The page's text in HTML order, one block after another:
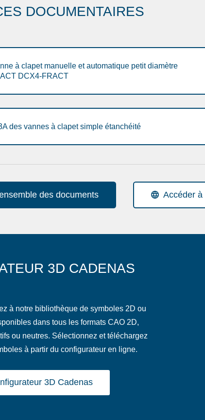
DOCUMENTAIRES
à clapet manuelle et automatique petit diamètre
DCX4-FRACT
des vannes à clapet simple étanchéité
des documents Accéder
3D CADENAS
à notre bibliothèque de symboles 2D ou
dans tous les formats CAO 2D,
ou neutres. Sélectionnez et téléchargez
à partir du configurateur en ligne.
3D Cadenas